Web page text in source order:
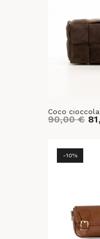
Coco
90,00€
-10%